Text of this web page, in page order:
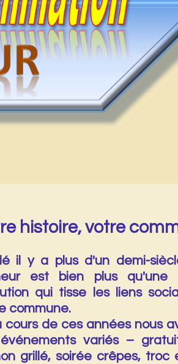
histoire, votre
il y a plus d'un demi-
est bien plus
qui tisse les liens
de ces années nous
variés –
grillé, soirée crêpes, troc